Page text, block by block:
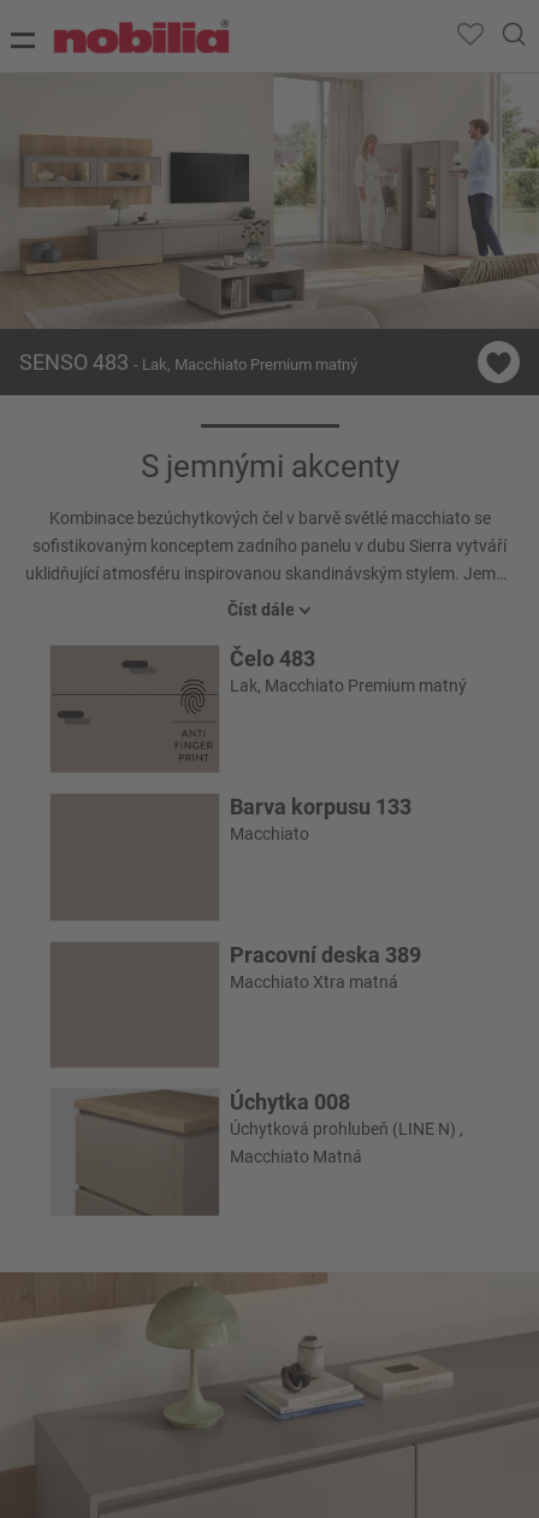
SENSO 483 - Lak, Macchiato Premium matný
S jemnými akcenty
Kombinace bezúchytkových čel v barvě světlé macchiato se
sofistikovaným konceptem zadního panelu v dubu Sierra vytváří
uklidňující atmosféru inspirovanou skandinávským stylem. Jemný
a stylový kontrast, který vytváří pocit útulného bydlení - a přitahuje
Číst dále
Čelo 483
Lak, Macchiato Premium matný
Barva korpusu 133
Macchiato
Pracovní deska 389
Macchiato Xtra matná
Úchytka 008
Úchytková prohlubeň (LINE N) ,
Macchiato Matná